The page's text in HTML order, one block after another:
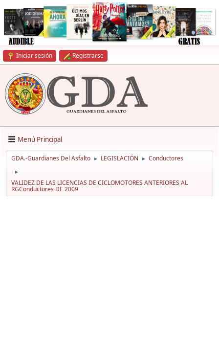
Iniciar sesión Registrarse
Menú Principal
GDA.-Guardianes Del Asfalto ► LEGISLACIÓN ► Conductores
►
VALIDEZ DE LAS LICENCIAS DE CICLOMOTORES ANTERIORES AL
RGConductores DE 2009